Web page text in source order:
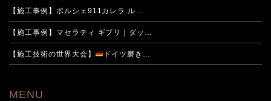
【施工事例】ポルシェ911カレラ ル…
【施工事例】マセラティ ギブリ｜ダッ…
【施工技術の世界大会】 ドイツ磨き…
MENU